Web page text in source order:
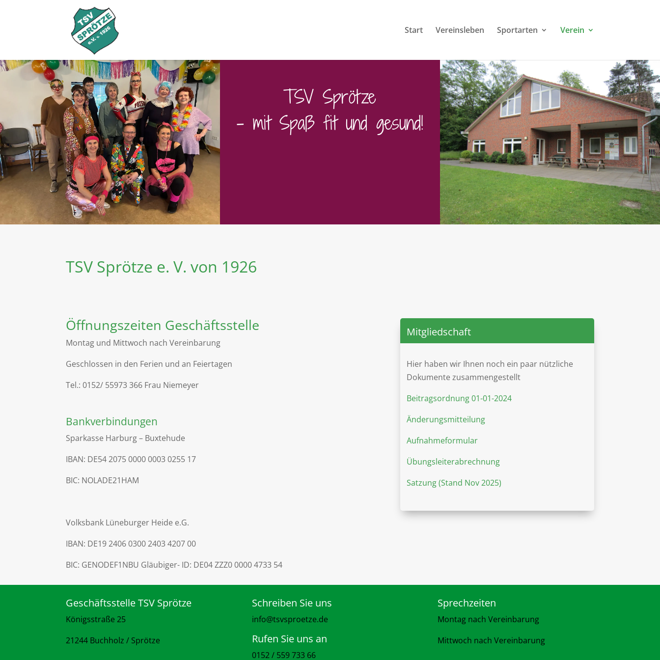
Start Vereinsleben Sportarten Verein
TSV Sprötze
– mit Spaß fit und gesund!
TSV Sprötze e. V. von 1926
Öffnungszeiten Geschäftsstelle
Montag und Mittwoch nach Vereinbarung
Geschlossen in den Ferien und an Feiertagen
Tel.: 0152/ 55973 366 Frau Niemeyer
Bankverbindungen
Sparkasse Harburg – Buxtehude
IBAN: DE54 2075 0000 0003 0255 17
BIC: NOLADE21HAM
Volksbank Lüneburger Heide e.G.
IBAN: DE19 2406 0300 2403 4207 00
BIC: GENODEF1NBU Gläubiger- ID: DE04 ZZZ0 0000 4733 54
Mitgliedschaft
Hier haben wir Ihnen noch ein paar nützliche
Dokumente zusammengestellt
Beitragsordnung 01-01-2024
Änderungsmitteilung
Aufnahmeformular
Übungsleiterabrechnung
Satzung (Stand Nov 2025)
Geschäftsstelle TSV Sprötze
Königsstraße 25
21244 Buchholz / Sprötze
Schreiben Sie uns
info@tsvsproetze.de
Rufen Sie uns an
0152 / 559 733 66
Sprechzeiten
Montag nach Vereinbarung
Mittwoch nach Vereinbarung